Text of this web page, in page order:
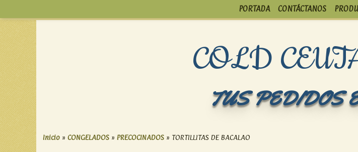
PORTADA CONTÁCTANOS
COLD
TUS PEDIDOS
Inicio » CONGELADOS » PRECOCINADOS » TORTILLITAS DE BACALAO